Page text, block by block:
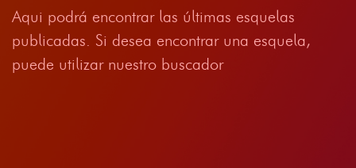
Aqui podrá encontrar las últimas esquelas
publicadas. Si desea encontrar una esquela,
puede utilizar nuestro buscador